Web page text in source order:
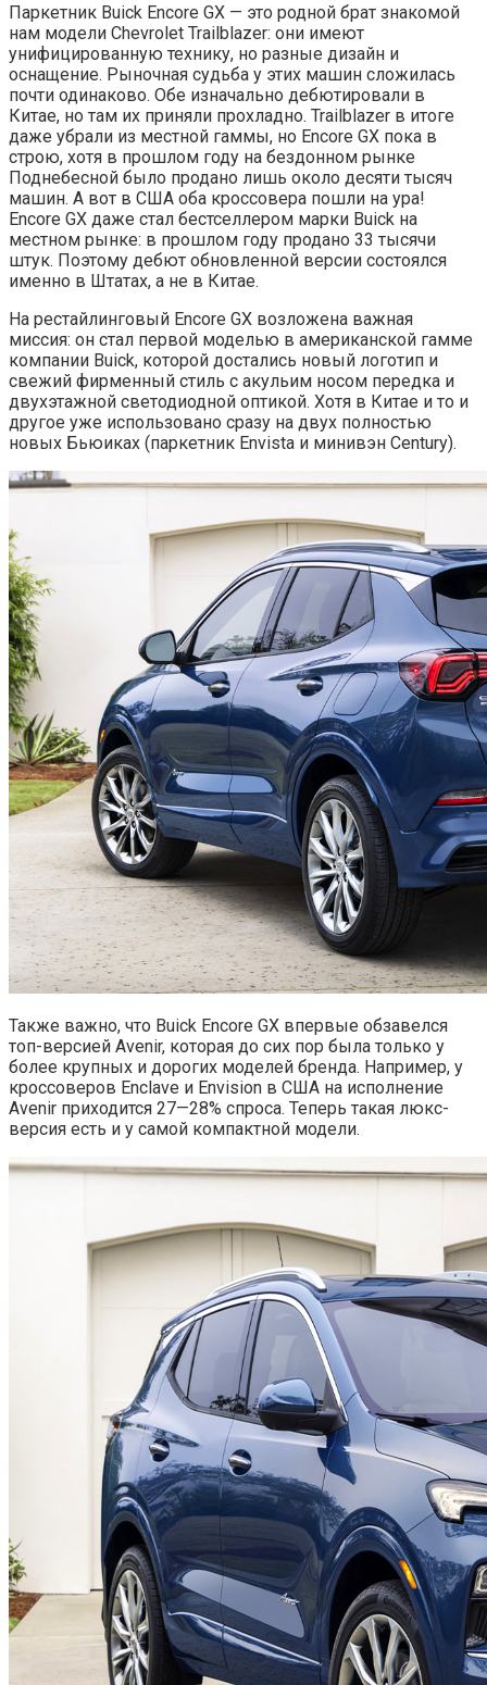
Паркетник Buick Encore GX — это родной брат знакомой
нам модели Chevrolet Trailblazer: они имеют
унифицированную технику, но разные дизайн и
оснащение. Рыночная судьба у этих машин сложилась
почти одинаково. Обе изначально дебютировали в
Китае, но там их приняли прохладно. Trailblazer в итоге
даже убрали из местной гаммы, но Encore GX пока в
строю, хотя в прошлом году на бездонном рынке
Поднебесной было продано лишь около десяти тысяч
машин. А вот в США оба кроссовера пошли на ура!
Encore GX даже стал бестселлером марки Buick на
местном рынке: в прошлом году продано 33 тысячи
штук. Поэтому дебют обновленной версии состоялся
именно в Штатах, а не в Китае.
На рестайлинговый Encore GX возложена важная
миссия: он стал первой моделью в американской гамме
компании Buick, которой достались новый логотип и
свежий фирменный стиль с акульим носом передка и
двухэтажной светодиодной оптикой. Хотя в Китае и то и
другое уже использовано сразу на двух полностью
новых Бьюиках (паркетник Envista и минивэн Century).
Также важно, что Buick Encore GX впервые обзавелся
топ-версией Avenir, которая до сих пор была только у
более крупных и дорогих моделей бренда. Например, у
кроссоверов Enclave и Envision в США на исполнение
Avenir приходится 27—28% спроса. Теперь такая люкс-
версия есть и у самой компактной модели.